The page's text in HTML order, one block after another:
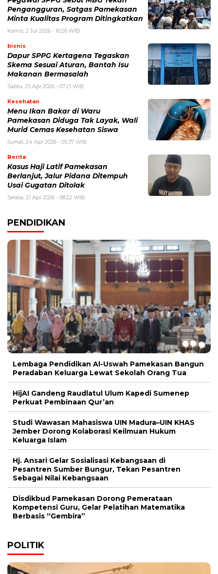
Pengangguran, Satgas Pamekasan
Minta Kualitas Program Ditingkatkan
Kamis, 2 Jul 2026 - 10:26 WIB
bisnis
Dapur SPPG Kertagena Tegaskan
Skema Sesuai Aturan, Bantah Isu
Makanan Bermasalah
Sabtu, 25 Apr 2026 - 07:21 WIB
Kesehatan
Menu Ikan Bakar di Waru
Pamekasan Diduga Tak Layak, Wali
Murid Cemas Kesehatan Siswa
Jumat, 24 Apr 2026 - 05:37 WIB
Berita
Kasus Haji Latif Pamekasan
Berlanjut, Jalur Pidana Ditempuh
Usai Gugatan Ditolak
Selasa, 21 Apr 2026 - 08:22 WIB
PENDIDIKAN
Lembaga Pendidikan Al-Uswah Pamekasan Bangun
Peradaban Keluarga Lewat Sekolah Orang Tua
HijAI Gandeng Raudlatul Ulum Kapedi Sumenep
Perkuat Pembinaan Qur’an
Studi Wawasan Mahasiswa UIN Madura–UIN KHAS
Jember Dorong Kolaborasi Keilmuan Hukum
Keluarga Islam
Hj. Ansari Gelar Sosialisasi Kebangsaan di
Pesantren Sumber Bungur, Tekan Pesantren
Sebagai Nilai Kebangsaan
Disdikbud Pamekasan Dorong Pemerataan
Kompetensi Guru, Gelar Pelatihan Matematika
Berbasis “Gembira”
POLITIK